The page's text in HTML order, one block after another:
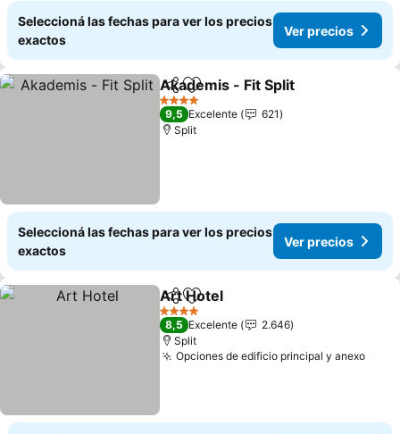
Seleccioná las fechas para ver los precios
exactos
Ver precios
CompartirAñadir a favoritos
Akademis - Fit Split
4 Estrellas
9,5 Excelente
621
Split
Seleccioná las fechas para ver los precios
exactos
Ver precios
CompartirAñadir a favoritos
Art Hotel
4 Estrellas
8,5 Excelente
2.646
Split
Opciones de edificio principal y anexo